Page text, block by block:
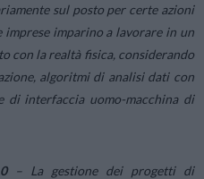
sul posto per certe azioni
imprese imparino a lavorare in un
con la realtà fisica, considerando
algoritmi di analisi dati con
di interfaccia uomo-macchina di
– La gestione dei progetti di